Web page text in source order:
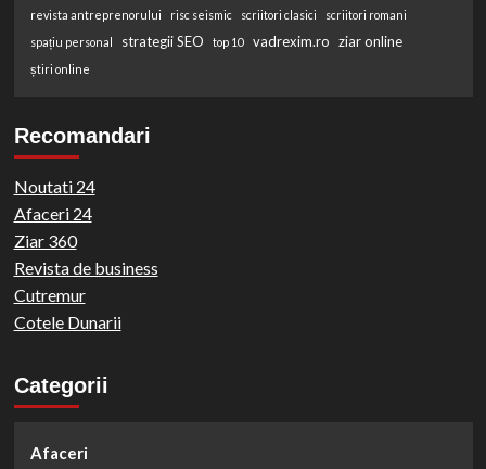
revista antreprenorului risc seismic scriitori clasici
scriitori romani
spațiu personal
strategii SEO top 10 vadrexim.ro ziar online
știri online
Recomandari
Noutati 24
Afaceri 24
Ziar 360
Revista de business
Cutremur
Cotele Dunarii
Categorii
Afaceri